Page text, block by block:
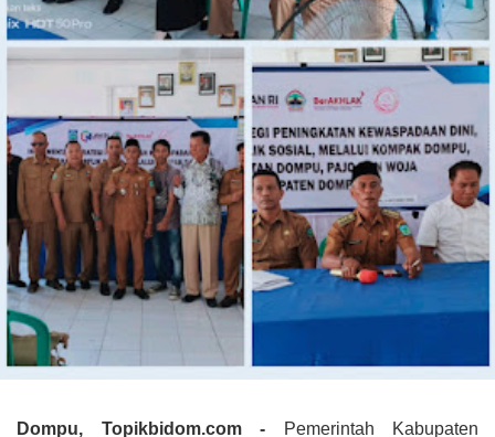
Dompu, Topikbidom.com -
Pemerintah Kabupaten